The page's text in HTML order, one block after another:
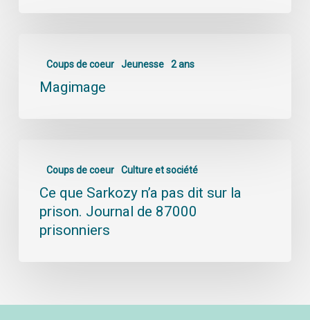
Coups de coeur Jeunesse 2 ans
Magimage
Coups de coeur Culture et société
Ce que Sarkozy n’a pas dit sur la
prison. Journal de 87000
prisonniers